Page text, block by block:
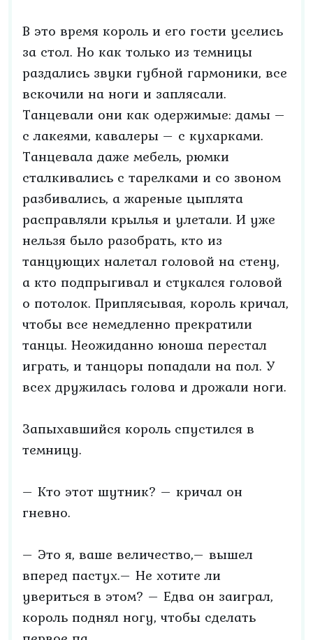
В это время король и его гости уселись
за стол. Но как только из темницы
раздались звуки губной гармоники, все
вскочили на ноги и заплясали.
Танцевали они как одержимые: дамы –
с лакеями, кавалеры – с кухарками.
Танцевала даже мебель, рюмки
сталкивались с тарелками и со звоном
разбивались, а жареные цыплята
расправляли крылья и улетали. И уже
нельзя было разобрать, кто из
танцующих налетал головой на стену,
а кто подпрыгивал и стукался головой
о потолок. Приплясывая, король кричал,
чтобы все немедленно прекратили
танцы. Неожиданно юноша перестал
играть, и танцоры попадали на пол. У
всех дружилась голова и дрожали ноги.
Запыхавшийся король спустился в
темницу.
– Кто этот шутник? – кричал он
гневно.
– Это я, ваше величество,– вышел
вперед пастух.– Не хотите ли
увериться в этом? – Едва он заиграл,
король поднял ногу, чтобы сделать